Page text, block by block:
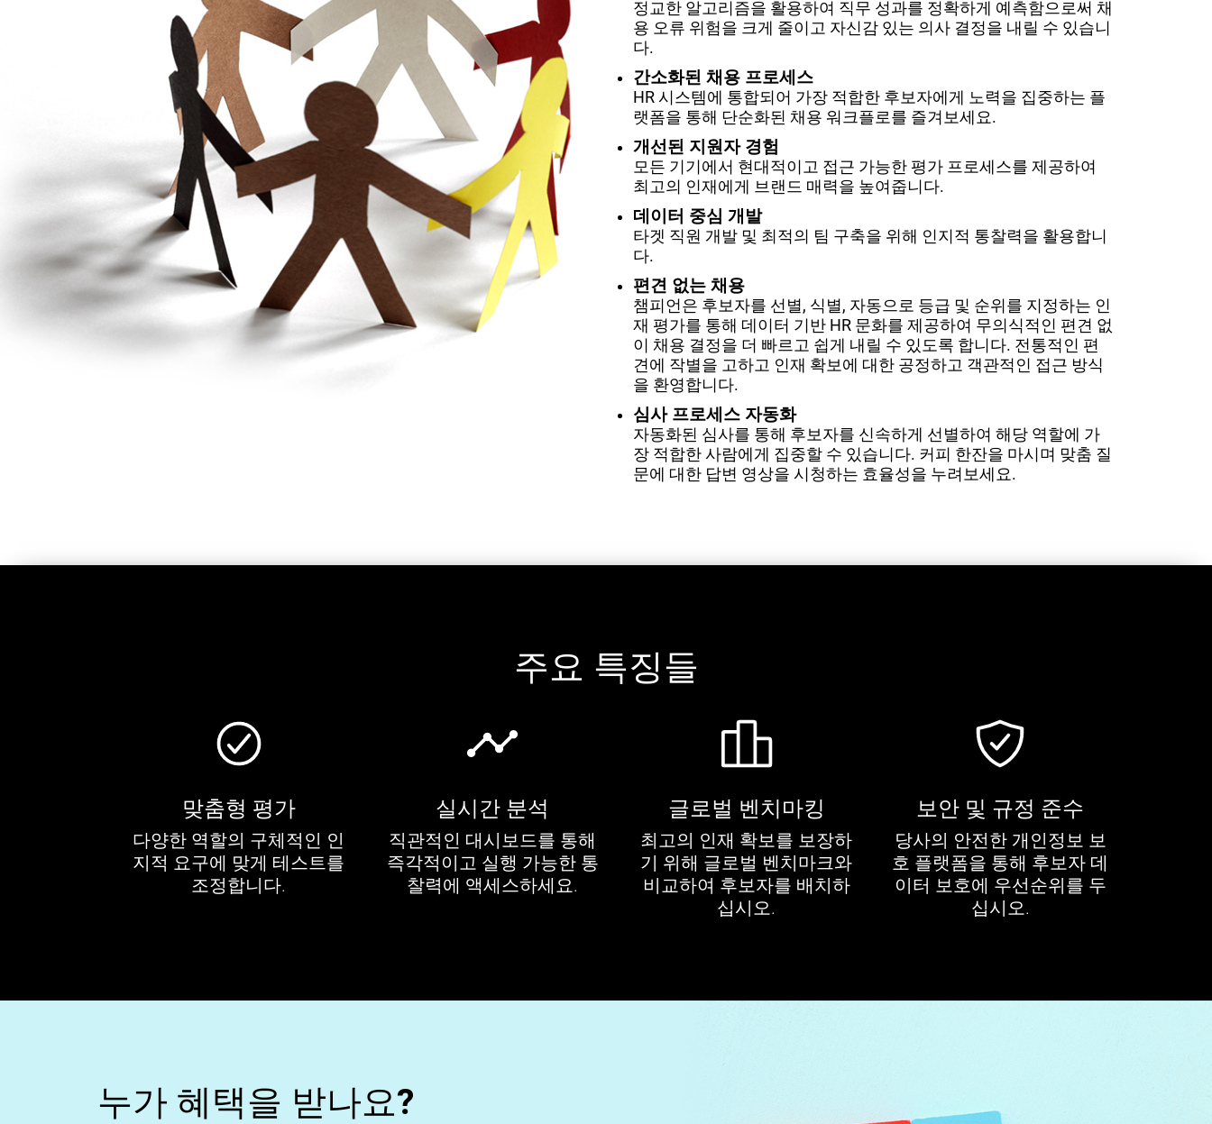
정교한 알고리즘을 활용하여 직무 성과를 정확하게 예측함으로써 채
용 오류 위험을 크게 줄이고 자신감 있는 의사 결정을 내릴 수 있습니
다.
간소화된 채용 프로세스
HR 시스템에 통합되어 가장 적합한 후보자에게 노력을 집중하는 플
랫폼을 통해 단순화된 채용 워크플로를 즐겨보세요.
개선된 지원자 경험
모든 기기에서 현대적이고 접근 가능한 평가 프로세스를 제공하여
최고의 인재에게 브랜드 매력을 높여줍니다.
데이터 중심 개발
타겟 직원 개발 및 최적의 팀 구축을 위해 인지적 통찰력을 활용합니
다.
편견 없는 채용
챔피언은 후보자를 선별, 식별, 자동으로 등급 및 순위를 지정하는 인
재 평가를 통해 데이터 기반 HR 문화를 제공하여 무의식적인 편견 없
이 채용 결정을 더 빠르고 쉽게 내릴 수 있도록 합니다. 전통적인 편
견에 작별을 고하고 인재 확보에 대한 공정하고 객관적인 접근 방식
을 환영합니다.
심사 프로세스 자동화
자동화된 심사를 통해 후보자를 신속하게 선별하여 해당 역할에 가
장 적합한 사람에게 집중할 수 있습니다. 커피 한잔을 마시며 맞춤 질
문에 대한 답변 영상을 시청하는 효율성을 누려보세요.
주요 특징들
맞춤형 평가
다양한 역할의 구체적인 인
지적 요구에 맞게 테스트를
조정합니다.
실시간 분석
직관적인 대시보드를 통해
즉각적이고 실행 가능한 통
찰력에 액세스하세요.
글로벌 벤치마킹
최고의 인재 확보를 보장하
기 위해 글로벌 벤치마크와
비교하여 후보자를 배치하
십시오.
보안 및 규정 준수
당사의 안전한 개인정보 보
호 플랫폼을 통해 후보자 데
이터 보호에 우선순위를 두
십시오.
누가 혜택을 받나요?